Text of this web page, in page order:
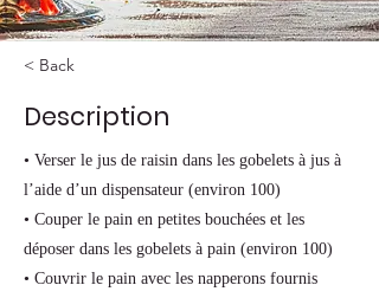
< Back
Description
• Verser le jus de raisin dans les gobelets à jus à
l’aide d’un dispensateur (environ 100)
• Couper le pain en petites bouchées et les
déposer dans les gobelets à pain (environ 100)
• Couvrir le pain avec les napperons fournis